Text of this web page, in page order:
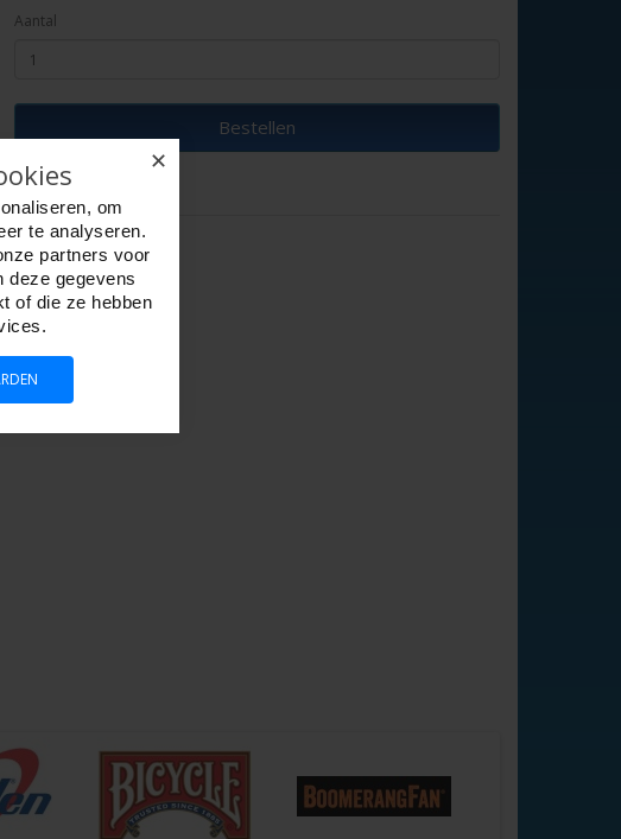
Aantal
Bestellen
✕
om
te analyseren.
partners voor
deze gegevens
of die ze hebben